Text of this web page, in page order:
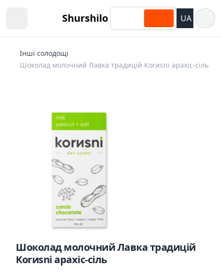
Shurshilo UA
Інші солодощі
Шоколад молочний Лавка традицій Korиsni арахіс-сіль
Шоколад молочний Лавка традицій
Korиsni арахіс-сіль